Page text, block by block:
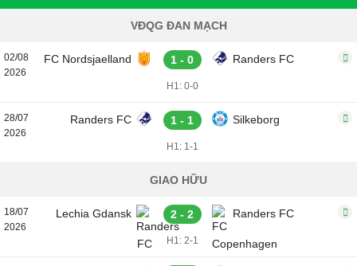
VĐQG ĐAN MẠCH
02/08
2026
FC Nordsjaelland 1 - 0 Randers FC
H1: 0-0
28/07
2026
Randers FC 1 - 1 Silkeborg
H1: 1-1
GIAO HỮU
18/07
2026
Lechia Gdansk 2 - 2 Randers FC
H1: 2-1